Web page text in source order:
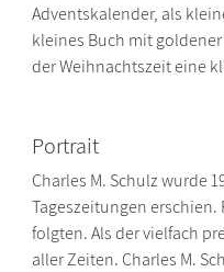
Adventskalender, als
kleines Buch mit
der Weihnachtszeit eine
Portrait
Charles M. Schulz wurde
Tageszeitungen
folgten. Als der vielfach
aller Zeiten. Charles M.